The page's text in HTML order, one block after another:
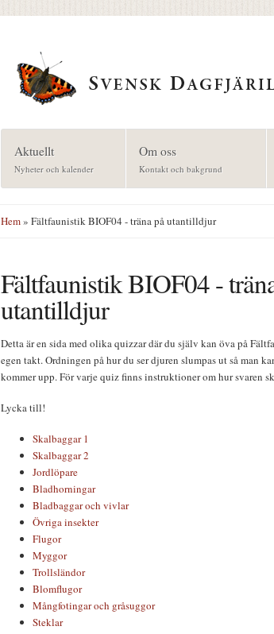
Aktuellt
Nyheter och kalender
Om oss
Kontakt och bakgrund
Hem» Fältfaunistik BIOF04 - träna på utantilldjur
Fältfaunistik BIOF04 -
utantilldjur
Detta är en sida med olika quizzar där du själv kan öva på
egen takt. Ordningen på hur du ser djuren slumpas ut så man
kommer upp. För varje quiz finns instruktioner om hur svaren
Lycka till!
Skalbaggar 1
Skalbaggar 2
Jordlöpare
Bladhorningar
Bladbaggar och vivlar
Övriga insekter
Flugor
Myggor
Trollsländor
Blomflugor
Mångfotingar och gråsuggor
Steklar